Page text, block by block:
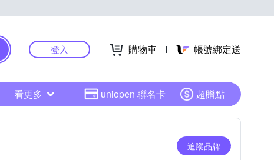
登入 購物車 帳號綁定送
看更多 uniopen 聯名卡 超贈點
追蹤品牌